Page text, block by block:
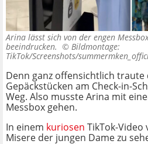
Arina lässt sich von der engen
beeindrucken. © Bildmontage:
TikTok/Screenshots/
Denn ganz offensichtlich traute
Gepäckstücken am Check-in-
Weg. Also musste Arina mit
Messbox gehen.
In einem kuriosen TikTok-Video
Misere der jungen Dame zu